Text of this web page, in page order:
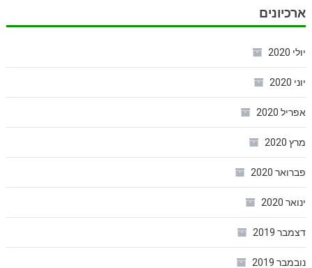
ארכיונים
יולי 2020
יוני 2020
אפריל 2020
מרץ 2020
פברואר 2020
ינואר 2020
דצמבר 2019
נובמבר 2019